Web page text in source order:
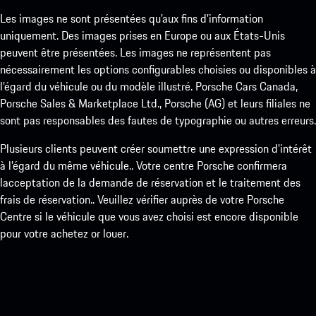
Les images ne sont présentées qu’aux fins d’information
uniquement. Des images prises en Europe ou aux États-Unis
peuvent être présentées. Les images ne représentent pas
nécessairement les options configurables choisies ou disponibles à
l’égard du véhicule ou du modèle illustré. Porsche Cars Canada,
Porsche Sales & Marketplace Ltd., Porsche (AG) et leurs filiales ne
sont pas responsables des fautes de typographie ou autres erreurs.
Plusieurs clients peuvent créer soumettre une expression d’intérêt
à l’égard du même véhicule.. Votre centre Porsche confirmera
lacceptation de la demande de réservation et le traitement des
frais de réservation.. Veuillez vérifier auprès de votre Porsche
Centre si le véhicule que vous avez choisi est encore disponible
pour votre achetez or louer.